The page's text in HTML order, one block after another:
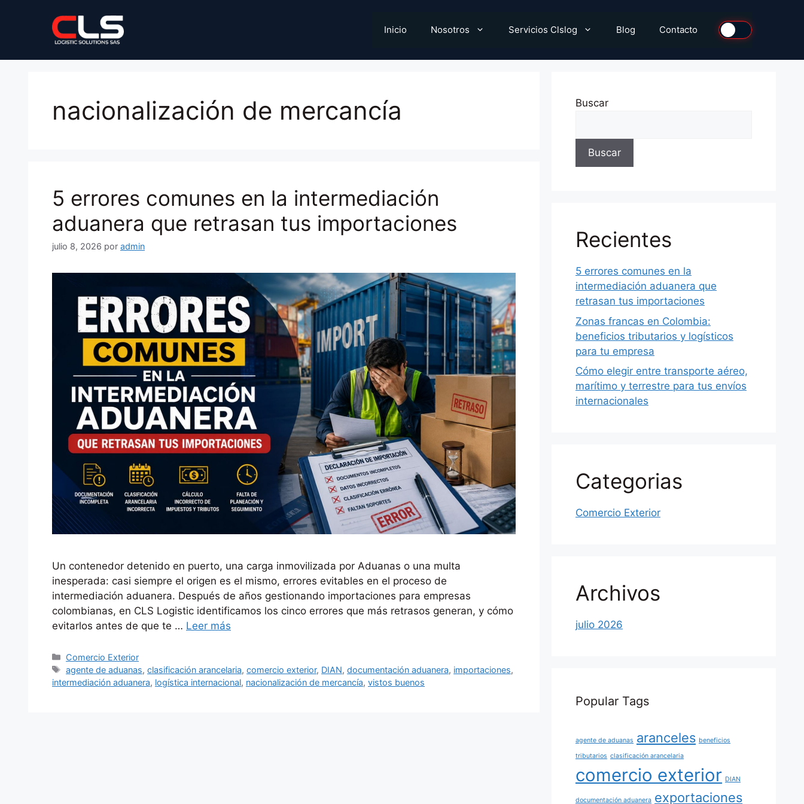
Inicio Nosotros Servicios Clslog Blog Contacto
nacionalización de mercancía
5 errores comunes en la intermediación
aduanera que retrasan tus importaciones
julio 8, 2026 por admin
Un contenedor detenido en puerto, una carga inmovilizada por Aduanas o una multa
inesperada: casi siempre el origen es el mismo, errores evitables en el proceso de
intermediación aduanera. Después de años gestionando importaciones para empresas
colombianas, en CLS Logistic identificamos los cinco errores que más retrasos generan, y cómo
evitarlos antes de que te … Leer más
Categorías
Comercio Exterior
Etiquetas
agente de aduanas,clasificación arancelaria,comercio exterior, DIAN,documentación aduanera, importaciones,
intermediación aduanera, logística internacional, nacionalización de mercancía, vistos buenos
Buscar
Buscar
Recientes
5 errores comunes en la
intermediación aduanera que
retrasan tus importaciones
Zonas francas en Colombia:
beneficios tributarios y logísticos
para tu empresa
Cómo elegir entre transporte aéreo,
marítimo y terrestre para tus envíos
internacionales
Categorias
Comercio Exterior
Archivos
julio 2026
Popular Tags
agente de aduanas aranceles beneficios
tributarios clasificación arancelaria
comercio exterior DIAN
documentación aduanera exportaciones